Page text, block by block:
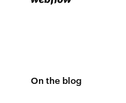
On the blog